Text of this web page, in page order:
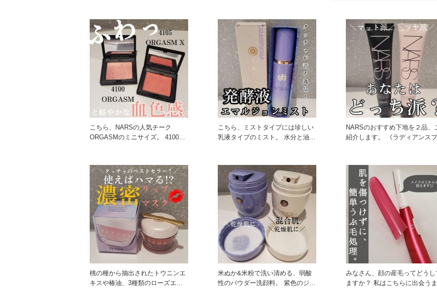
こちら、NARSの人気チーク
ORGASMのミニサイズ。 4100番
こちら、ミストタイプには珍しい
乳液タイプのミスト。 水分と油分
NARSのおすすめ下地を２品、
紹介します。 《ラディアンスプラ
桃の種から抽出されたトウニンエ
キスや椿油、3種類のローズエキ
米ぬか&米粉で洗い清める、弱酸
性のパウダー洗顔料。 紫色のジェ
みなさん、顔の産毛ってどうし
ますか？ 私はこちらに出会うまで